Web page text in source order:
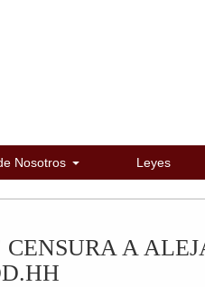
Nosotros Leyes
A